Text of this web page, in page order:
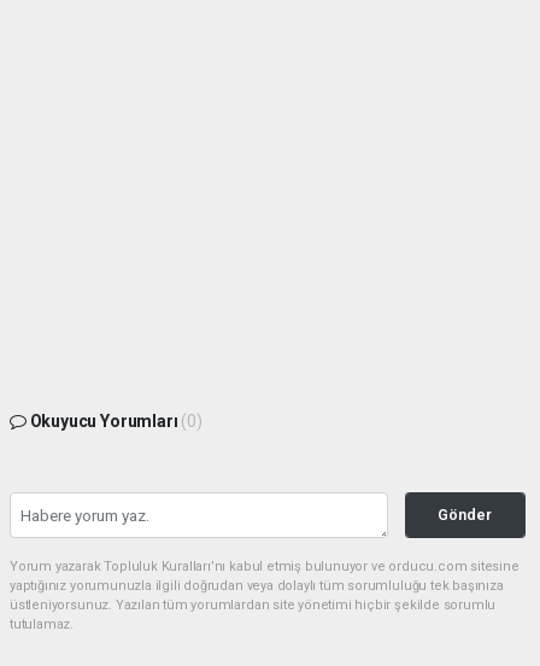
Okuyucu Yorumları (0)
Gönder
Yorum yazarak Topluluk Kuralları’nı kabul etmiş bulunuyor ve orducu.com sitesine
yaptığınız yorumunuzla ilgili doğrudan veya dolaylı tüm sorumluluğu tek başınıza
üstleniyorsunuz. Yazılan tüm yorumlardan site yönetimi hiçbir şekilde sorumlu
tutulamaz.